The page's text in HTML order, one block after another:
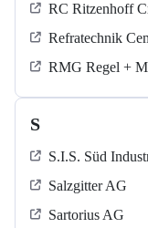
RC Ritzenhoff
Refratechnik
RMG Regel +
S
S.I.S. Süd
Salzgitter AG
Sartorius AG